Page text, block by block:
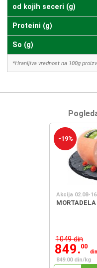
od kojih seceri (g)
Proteini (g)
So (g)
*Hranljiva vrednost na 100g
-19%
Akcija 02.08-
1049 din
849.00
849.00 din/kg